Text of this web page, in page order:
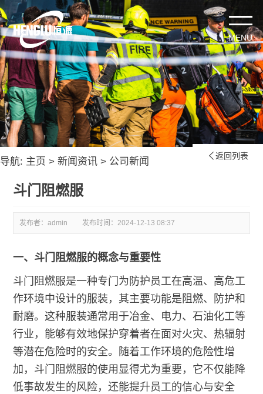
导航: 主页 > 新闻资讯 > 公司新闻  返回列表
斗门阻燃服
发布者：admin 发布时间：2024-12-13 08:37
一、斗门阻燃服的概念与重要性
斗门阻燃服是一种专门为防护员工在高温、高危工
作环境中设计的服装，其主要功能是阻燃、防护和
耐磨。这种服装通常用于冶金、电力、石油化工等
行业，能够有效地保护穿着者在面对火灾、热辐射
等潜在危险时的安全。随着工作环境的危险性增
加，斗门阻燃服的使用显得尤为重要，它不仅能降
低事故发生的风险，还能提升员工的信心与安全